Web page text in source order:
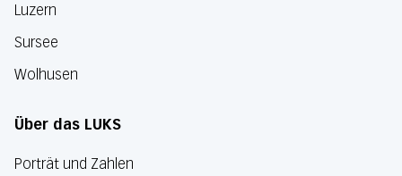
Luzern
Sursee
Wolhusen
Über das LUKS
Porträt und Zahlen